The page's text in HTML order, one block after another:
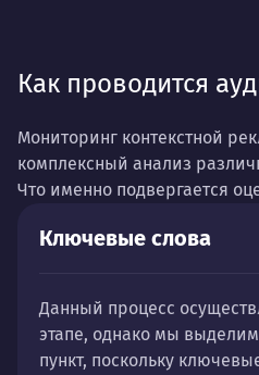
Как проводится
Мониторинг контекстной
комплексный анализ
Что именно подвергается
Ключевые слова
Данный процесс
этапе, однако мы
пункт, поскольку